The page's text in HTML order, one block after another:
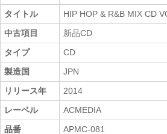
タイトル
HIP HOP & R&B MIX CD
中古項目
新品CD
タイプ
CD
製造国
JPN
リリース年
2014
レーベル
ACMEDIA
品番
APMC-081